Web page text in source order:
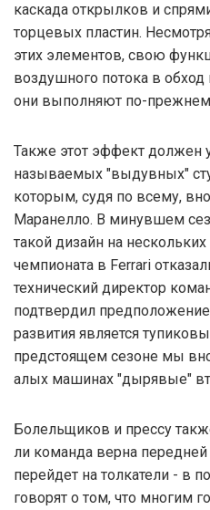
каскада открылков и
торцевых пластин.
этих элементов, свою
воздушного потока в
они выполняют по-
Также этот эффект должен
называемых "выдувных"
которым, судя по всему,
Маранелло. В минувшем
такой дизайн на
чемпионата в Ferrari
технический директор
подтвердил предположение
развития является
предстоящем сезоне мы
алых машинах "дырявые"
Болельщиков и прессу
ли команда верна передней
перейдет на толкатели - в
говорят о том, что многим